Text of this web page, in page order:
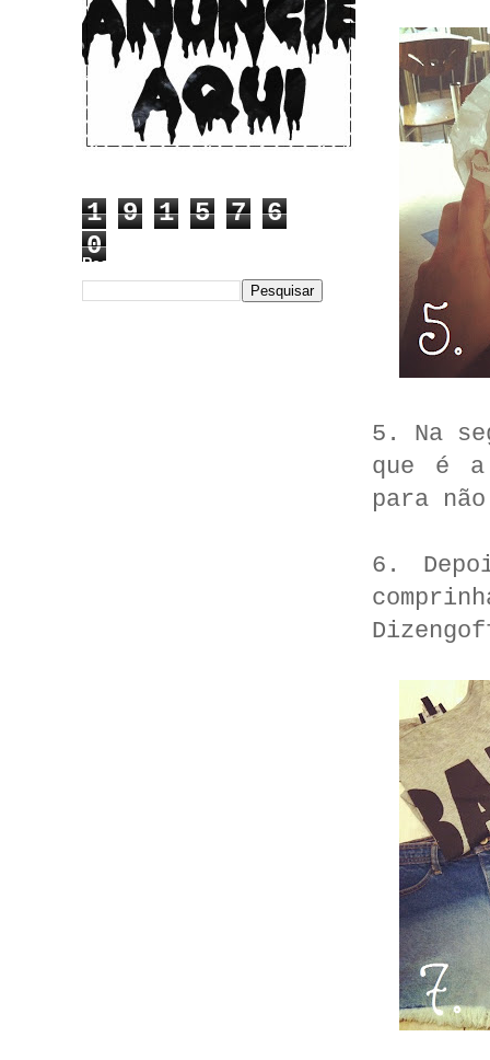
5. Na
que é
para
6.
0-h167-no/banner.jpg" /></a>
</center>
1 9 1 5 7
6
0
Pesquisar este blog